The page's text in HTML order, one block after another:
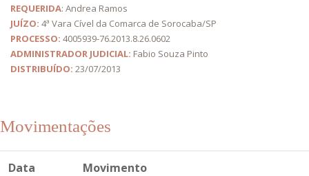
REQUERIDA: Andrea Ramos
JUÍZO: 4ª Vara Cível da Comarca de Sorocaba/SP
PROCESSO: 4005939-76.2013.8.26.0602
ADMINISTRADOR JUDICIAL: Fabio Souza Pinto
DISTRIBUÍDO: 23/07/2013
Movimentações
Data Movimento